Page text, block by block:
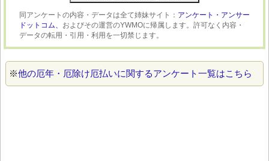
同アンケートの内容・データは全て姉妹サイト： アンケート・アンサー
ドットコム、 およびその運営のYWMOに帰属します。許可なく内容・
データの転用・引用・利用を一切禁じます。
※他の厄年・厄除け厄払いに関するアンケート一覧はこちら